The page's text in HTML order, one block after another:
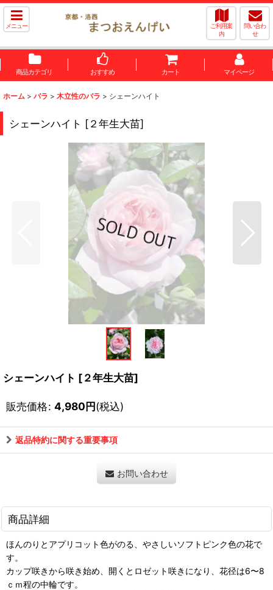
メニュー
ご利用案
内
問い合わ
せ
商品カテゴリ おすすめ カート マイページ
ホーム > バラ > 木立性のバラ > シェーンハイト
シェーンハイト [２年生大苗]
シェーンハイト [２年生大苗]
販売価格: 4,980円(税込)
返品特約に関する重要事項
お問い合わせ
商品詳細
ほんのりとアプリコット色がのる、やさしいソフトピンク色の花で
す。
カップ咲きから咲き始め、開くとロゼット咲きになり、花径は6〜8
ｃｍ程の中輪です。